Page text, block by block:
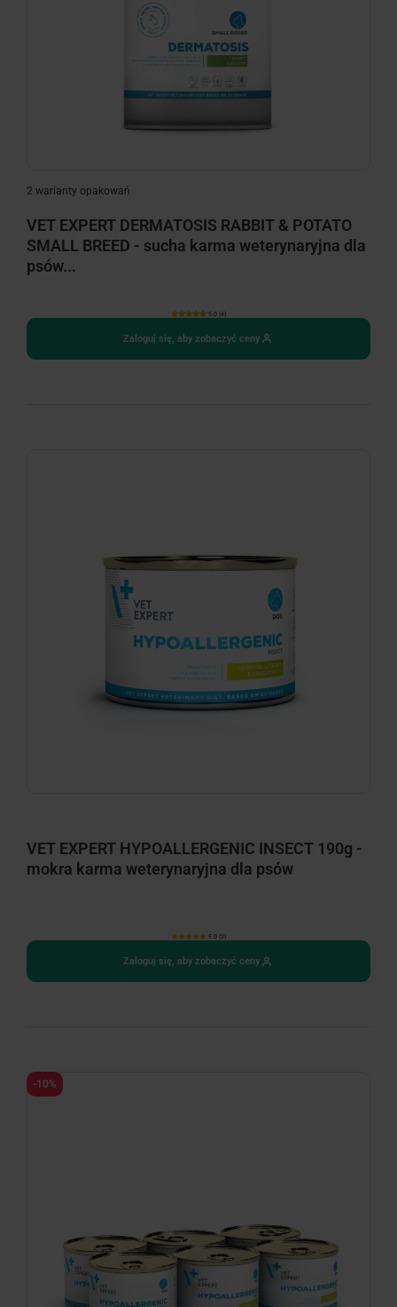
2 warianty opakowań
VET EXPERT DERMATOSIS RABBIT & POTATO
SMALL BREED - sucha karma weterynaryjna dla
psów...
5.0 (4)
Zaloguj się, aby zobaczyć ceny
VET EXPERT HYPOALLERGENIC INSECT 190g -
mokra karma weterynaryjna dla psów
5.0 (2)
Zaloguj się, aby zobaczyć ceny
-10%